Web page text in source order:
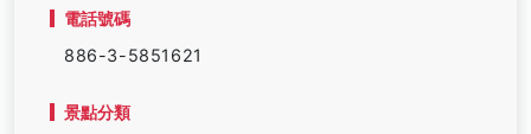
電話號碼
886-3-5851621
景點分類